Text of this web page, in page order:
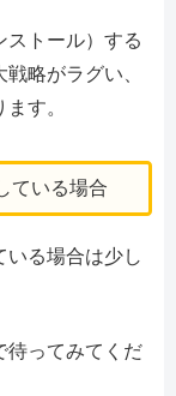
ストール）する
略がラグい、
す。
ている場合
いる場合は少し
待ってみてくだ